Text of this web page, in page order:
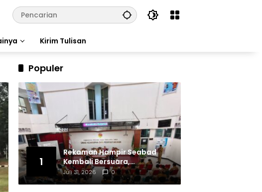
Kirim Tulisan
Populer
1
Rekaman Hampir Seabad
Kembali Bersuara,
Masyarakat Flores Hidupkan
Lagi Ingatan Leluhur
Juli 31, 2026 0